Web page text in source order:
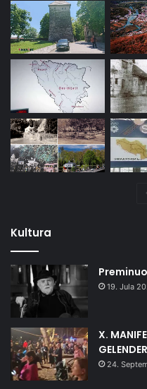
Kultura
19. Jula
X.
24.